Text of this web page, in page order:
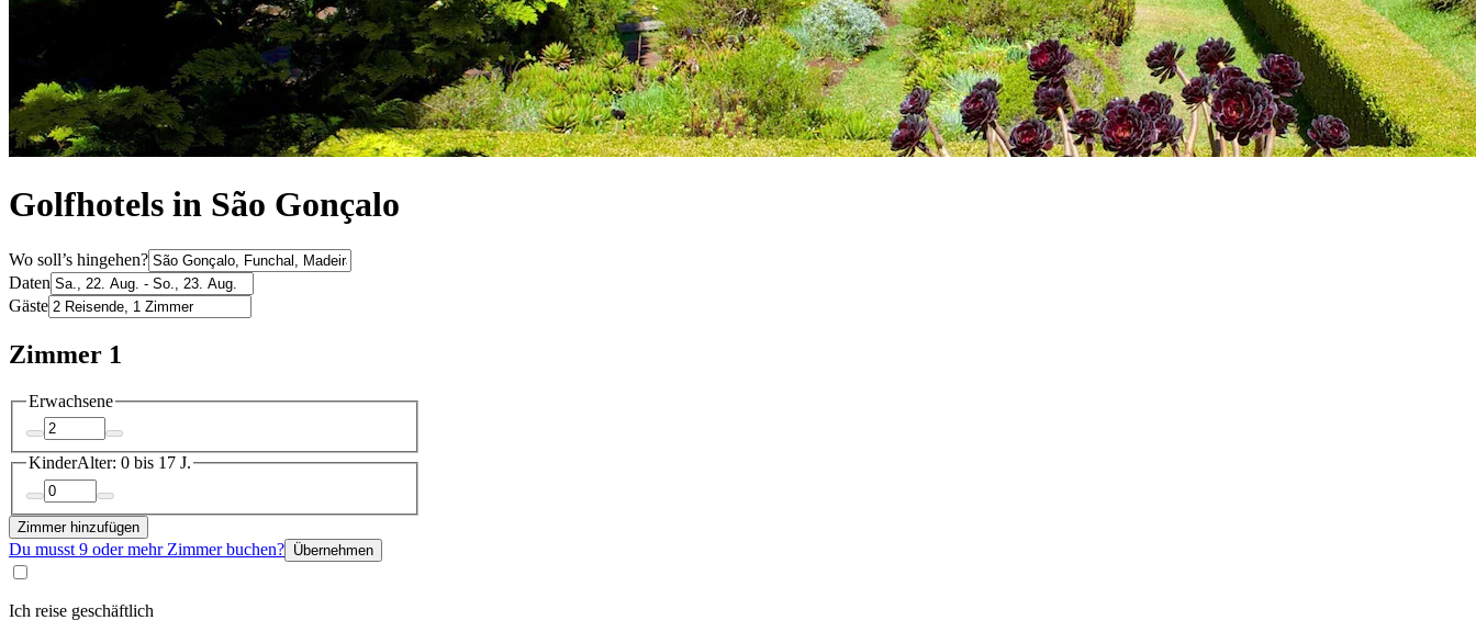
Golfhotels in São Gonçalo
Wo soll’s hingehen?
Daten
Gäste
Zimmer 1
Erwachsene
KinderAlter: 0 bis 17 J.
Zimmer hinzufügen
Du musst 9 oder mehr Zimmer buchen? Übernehmen
Ich reise geschäftlich